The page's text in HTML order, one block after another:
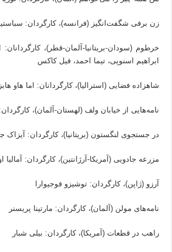
زن برفی شگفت‌انگیز (فرانسه)، کارگردان:
خرطوم (سودان-بریتانیا-آلمان-قطر)،
ابراهیم اسنوپی، تیما احمد، فیل کاکس
شاهزاده فضایی (استرالیا)، کارگردانان: اما هاو
نامه‌هایی از خیابان ولف (لهستان-آلمان)،
در جستجوی لنگستون (بریتانیا)، کارگردان: آیزاک
مزرعه جادویی (آمریکا-آرژانتین)، کارگردان: آمالیا
آرزو (ژاپن)، کارگردان: توشیزو فوجیوارا
نامه‌های مولن (آلمان)، کارگردان: مارتینا پریسنر
راهب در قطعات (آمریکا)، کارگردان: بیلی شبار